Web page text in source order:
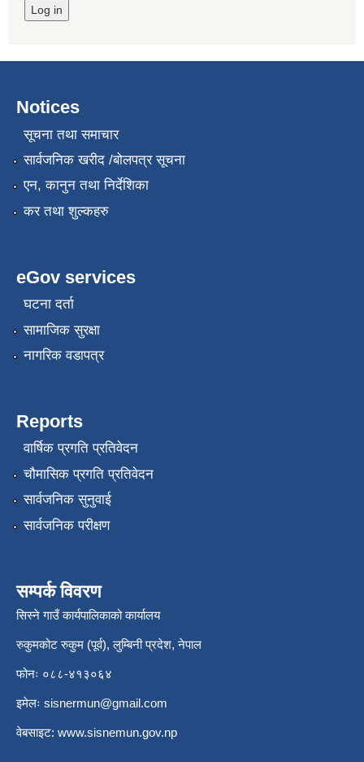
Notices
सूचना तथा समाचार
सार्वजनिक खरीद /बोलपत्र सूचना
एन, कानुन तथा निर्देशिका
कर तथा शुल्कहरु
eGov services
घटना दर्ता
सामाजिक सुरक्षा
नागरिक वडापत्र
Reports
वार्षिक प्रगति प्रतिवेदन
चौमासिक प्रगति प्रतिवेदन
सार्वजनिक सुनुवाई
सार्वजनिक परीक्षण
सम्पर्क विवरण
सिस्ने गाउँ कार्यपालिकाको कार्यालय
रुकुमकोट रुकुम (पूर्व), लुम्बिनी प्रदेश, नेपाल
फोनः ०८८-४१३०६४
इमेलः sisnermun@gmail.com
वेबसाइट: www.sisnemun.gov.np